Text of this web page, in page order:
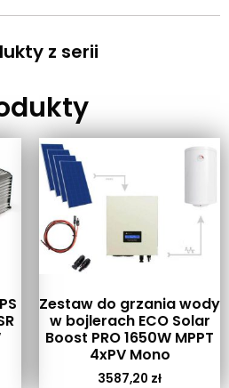
z serii
Zestaw do grzania wody
w bojlerach ECO Solar
Boost PRO 1650W MPPT
4xPV Mono
3587,20 zł